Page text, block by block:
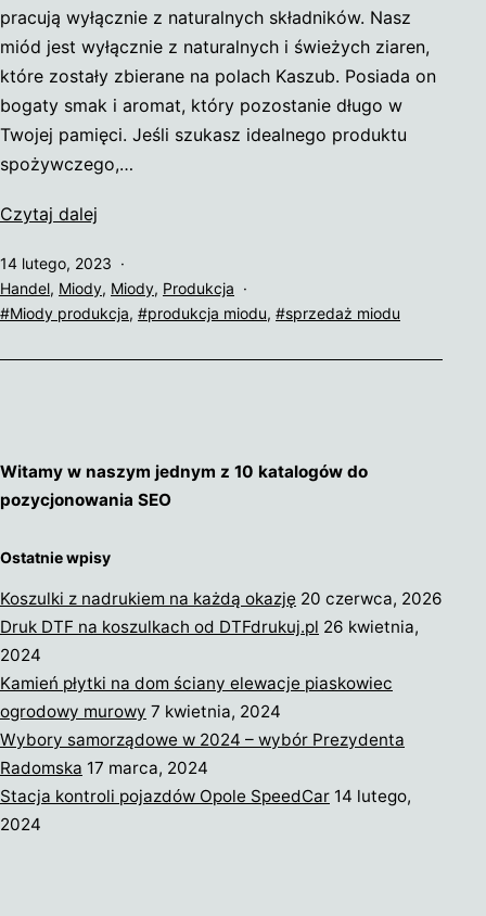
pracują wyłącznie z naturalnych składników. Nasz
miód jest wyłącznie z naturalnych i świeżych ziaren,
które zostały zbierane na polach Kaszub. Posiada on
bogaty smak i aromat, który pozostanie długo w
Twojej pamięci. Jeśli szukasz idealnego produktu
spożywczego,…
Czytaj dalej
Opublikowano
14 lutego, 2023
Umieszczono
w
Handel, Miody, Miody, Produkcja
Tagi
Miody produkcja, produkcja miodu, sprzedaż miodu
Witamy w naszym jednym z 10 katalogów do
pozycjonowania SEO
Ostatnie wpisy
Koszulki z nadrukiem na każdą okazję 20 czerwca, 2026
Druk DTF na koszulkach od DTFdrukuj.pl 26 kwietnia,
2024
Kamień płytki na dom ściany elewacje piaskowiec
ogrodowy murowy 7 kwietnia, 2024
Wybory samorządowe w 2024 – wybór Prezydenta
Radomska 17 marca, 2024
Stacja kontroli pojazdów Opole SpeedCar 14 lutego,
2024